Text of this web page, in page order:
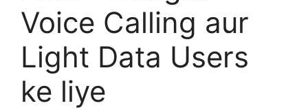
Voice Calling aur
Light Data Users
ke liye